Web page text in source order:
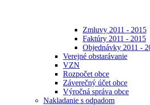
Zmluvy 2011 - 2015
Faktúry 2011 - 2015
Objednávky 2011 -
Verejné obstarávanie
VZN
Rozpočet obce
Záverečný účet obce
Výročná správa obce
Nakladanie s odpadom